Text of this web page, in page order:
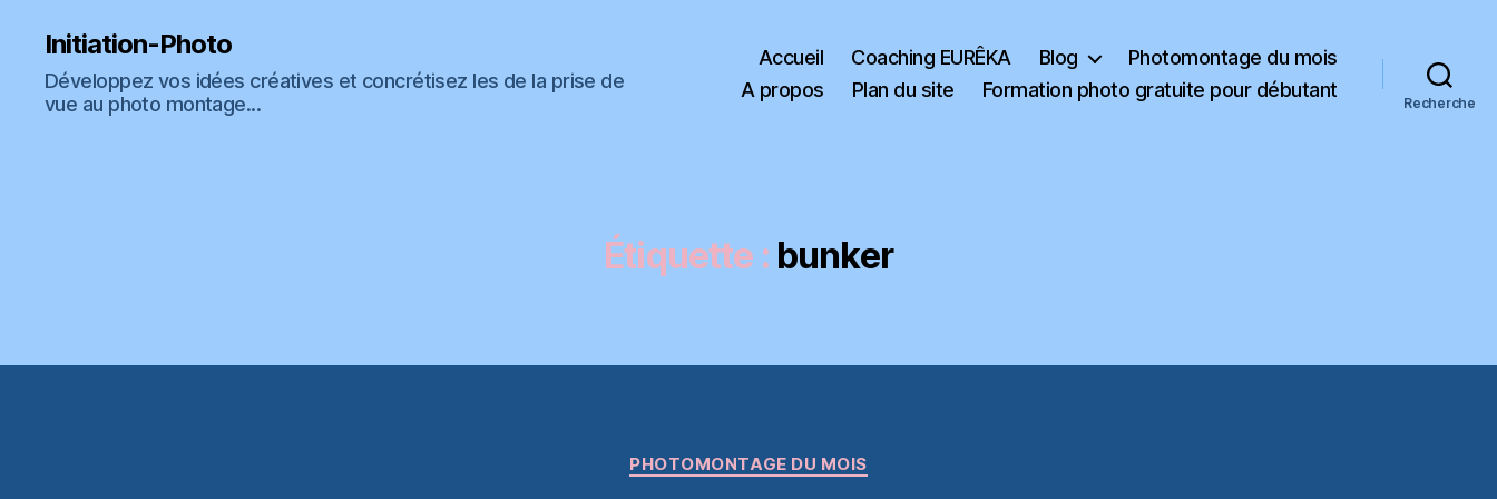
Initiation-Photo
Développez vos idées créatives et concrétisez les de la prise de
vue au photo montage...
Accueil Coaching EURÊKA Blog
Photomontage du mois
A propos
Plan du site Formation photo gratuite pour débutant
Recherche
Étiquette : bunker
Catégories
PHOTOMONTAGE DU MOIS